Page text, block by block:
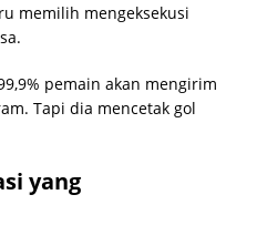
memilih mengeksekusi
pemain akan mengirim
Tapi dia mencetak gol
yang